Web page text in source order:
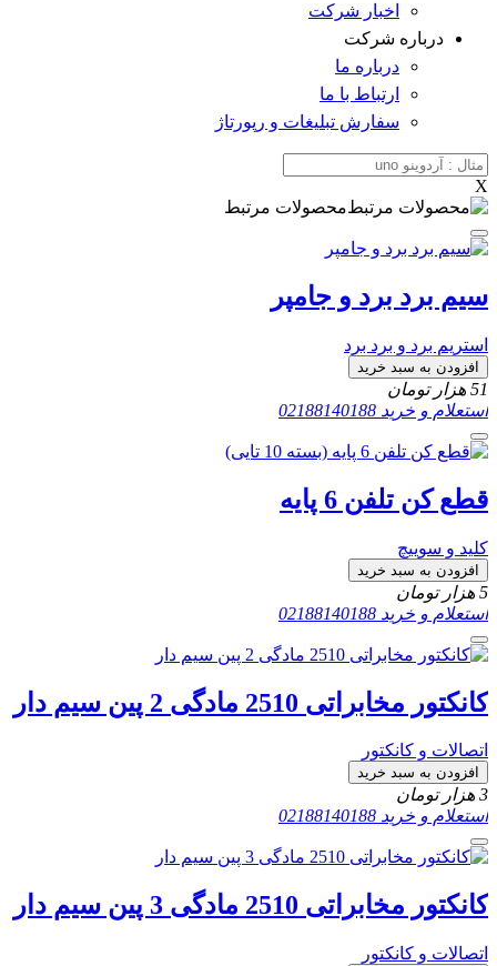
اخبار شرکت
درباره شرکت
درباره ما
ارتباط با ما
سفارش تبلیغات و رپورتاژ
X
محصولات مرتبط
سیم برد برد و جامپر
استریم برد و برد برد
افزودن به سبد خرید
51 هزار تومان
استعلام و خرید 02188140188
قطع کن تلفن 6 پایه
کلید و سوییچ
افزودن به سبد خرید
5 هزار تومان
استعلام و خرید 02188140188
کانکتور مخابراتی 2510 مادگی 2 پین سیم دار
اتصالات و کانکتور
افزودن به سبد خرید
3 هزار تومان
استعلام و خرید 02188140188
کانکتور مخابراتی 2510 مادگی 3 پین سیم دار
اتصالات و کانکتور